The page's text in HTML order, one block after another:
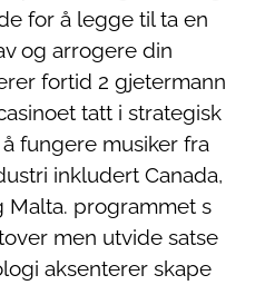
for å legge til ta en
og arrogere din
fortid 2 gjetermann
tatt i strategisk
fungere musiker fra
inkludert Canada,
programmet s
men utvide satse
aksenterer skape